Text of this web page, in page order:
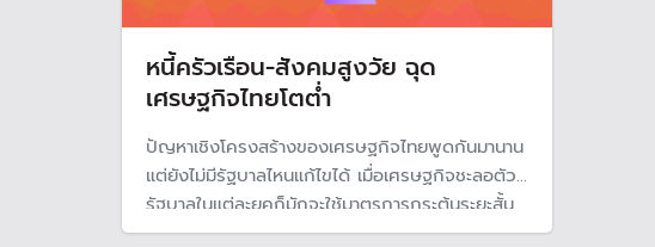
หนี้ครัวเรือน-สังคมสูงวัย ฉุด
เศรษฐกิจไทยโตต่ำ
ปัญหาเชิงโครงสร้างของเศรษฐกิจไทยพูดกันมานาน
แต่ยังไม่มีรัฐบาลไหนแก้ไขได้ เมื่อเศรษฐกิจชะลอตัว
รัฐบาลในแต่ละยุคก็มักจะใช้มาตรการกระตุ้นระยะสั้น
แต่จากสถานการณ์หลังโควิด-19 หลายประเทศพื้น